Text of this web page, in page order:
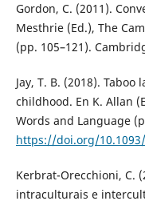
Gordon, C. (2011).
Mesthrie (Ed.), The
(pp. 105–121).
Jay, T. B. (2018).
childhood. En K. Allan
Words and Language
https://doi.org/
Kerbrat-Orecchioni, C.
intraculturais e